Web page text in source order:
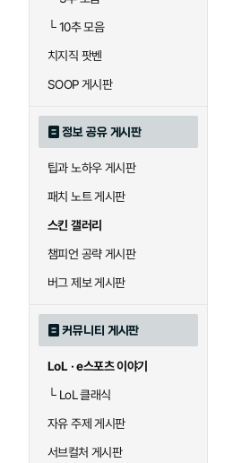
└10추 모음
치지직 팟벤
SOOP 게시판
정보 공유 게시판
팁과 노하우 게시판
패치 노트 게시판
스킨 갤러리
챔피언 공략 게시판
버그 제보 게시판
커뮤니티 게시판
LoL · e스포츠 이야기
└LoL 클래식
자유 주제 게시판
서브컬처 게시판